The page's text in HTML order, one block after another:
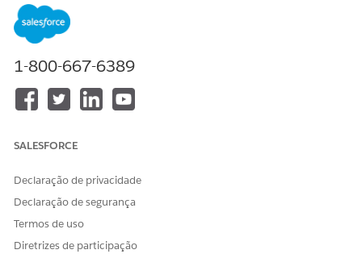
Para acessar casos e
de caso para os participantes e os registros de programa
necessários.
No Iniciador de aplicativos, localize e selecione
Selecione um caso.
1-800-667-6389
SALESFORCE
Declaração de privacidade
Declaração de segurança
Termos de uso
Diretrizes de participação